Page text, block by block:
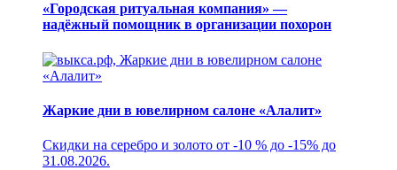
«Городская ритуальная компания» —
надёжный помощник в организации похорон
Жаркие дни в ювелирном салоне «Алалит»
Скидки на серебро и золото от -10 % до -15% до
31.08.2026.